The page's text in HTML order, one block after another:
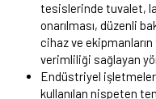
tesislerinde tuvalet,
onarılması, düzenli
cihaz ve
verimliliği sağlayan
Endüstriyel
kullanılan nispeten